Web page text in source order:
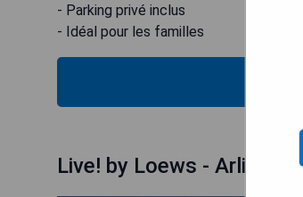
- Parking privé inclus
- Idéal pour les familles
Live! by Loews -